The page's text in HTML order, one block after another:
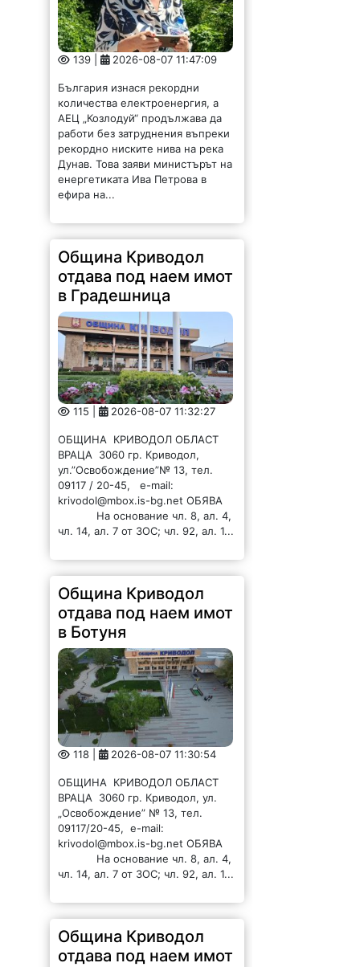
139 | 2026-08-07 11:47:09
България изнася рекордни
количества електроенергия, а
АЕЦ „Козлодуй“ продължава да
работи без затруднения въпреки
рекордно ниските нива на река
Дунав. Това заяви министърът на
енергетиката Ива Петрова в
ефира на...
Община Криводол
отдава под наем имот
в Градешница
115 | 2026-08-07 11:32:27
ОБЩИНА КРИВОДОЛ ОБЛАСТ
ВРАЦА 3060 гр. Криводол,
ул.”Освобождение”№ 13, тел.
09117 / 20-45, e-mail:
krivodol@mbox.is-bg.net ОБЯВА
На основание чл. 8, ал. 4,
чл. 14, ал. 7 от ЗОС; чл. 92, ал. 1...
Община Криводол
отдава под наем имот
в Ботуня
118 | 2026-08-07 11:30:54
ОБЩИНА КРИВОДОЛ ОБЛАСТ
ВРАЦА 3060 гр. Криводол, ул.
„Освобождение” № 13, тел.
09117/20-45, e-mail:
krivodol@mbox.is-bg.net ОБЯВА
На основание чл. 8, ал. 4,
чл. 14, ал. 7 от ЗОС; чл. 92, ал. 1...
Община Криводол
отдава под наем имот
в Главаци